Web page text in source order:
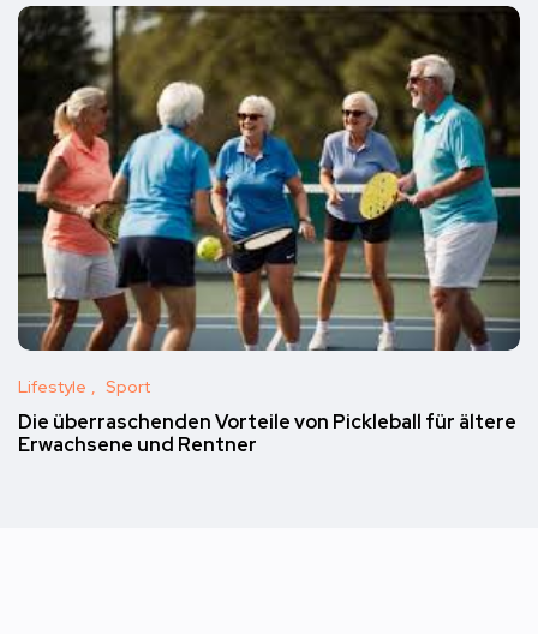
Lifestyle Sport
Die überraschenden Vorteile von Pickleball für ältere
Erwachsene und Rentner